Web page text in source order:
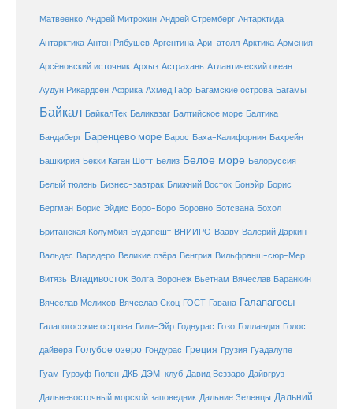
Матвеенко Андрей Митрохин Андрей Стремберг Антарктида
Антарктика Антон Рябушев Аргентина Ари-атолл Арктика Армения
Арсёновский источник Архыз Астрахань Атлантический океан
Аудун Рикардсен Африка Ахмед Габр Багамские острова Багамы
Байкал БайкалТек Баликазаг Балтийское море Балтика
Бандаберг Баренцево море Барос Баха-Калифорния Бахрейн
Башкирия Бекки Каган Шотт Белиз Белое море Белоруссия
Белый тюлень Бизнес-завтрак Ближний Восток Бонэйр Борис
Бергман Борис Эйдис Боро-Боро Боровно Ботсвана Бохол
Британская Колумбия Будапешт ВНИИРО Вааву Валерий Даркин
Вальдес Варадеро Великие озёра Венгрия Вильфранш-сюр-Мер
Витязь Владивосток Волга Воронеж Вьетнам Вячеслав Баранкин
Вячеслав Мелихов Вячеслав Скоц ГОСТ Гавана Галапагосы
Галапогосские острова Гили-Эйр Годнурас Гозо Голландия Голос
дайвера Голубое озеро Гондурас Греция Грузия Гуадалупе
Гуам Гурзуф Гюлен ДКБ ДЭМ-клуб Давид Веззаро Дайвгруз
Дальневосточный морской заповедник Дальние Зеленцы Дальний